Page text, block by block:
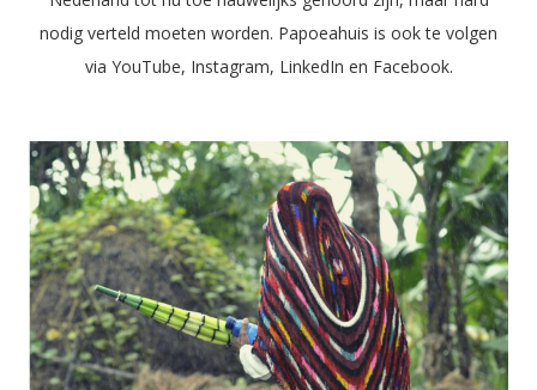
nodig verteld moeten worden. Papoeahuis is ook te volgen
via YouTube, Instagram, LinkedIn en Facebook.